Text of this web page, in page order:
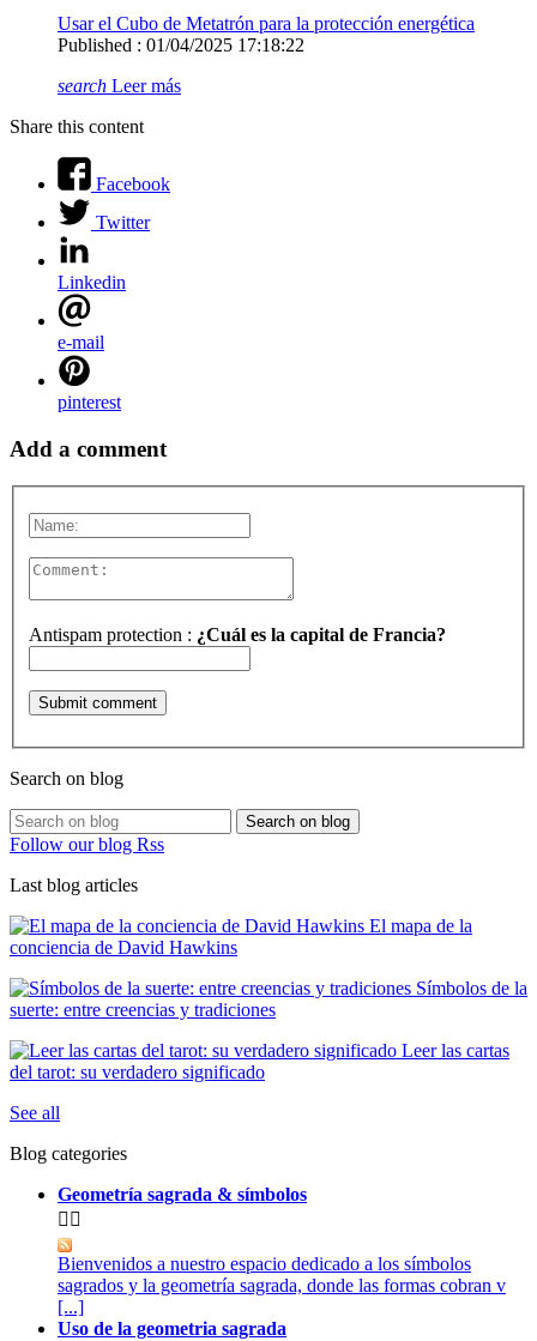
Usar el Cubo de Metatrón para la protección energética
Published : 01/04/2025 17:18:22
search Leer más
Share this content
Facebook
Twitter
Linkedin
e-mail
pinterest
Add a comment
Antispam protection : ¿Cuál es la capital de Francia?
Search on blog
Search on blog
Follow our blog Rss
Last blog articles
El mapa de la
conciencia de David Hawkins
Símbolos de la
suerte: entre creencias y tradiciones
Leer las cartas
del tarot: su verdadero significado
See all
Blog categories
Geometría sagrada & símbolos
 
Bienvenidos a nuestro espacio dedicado a los símbolos
sagrados y la geometría sagrada, donde las formas cobran v
[...]
Uso de la geometria sagrada